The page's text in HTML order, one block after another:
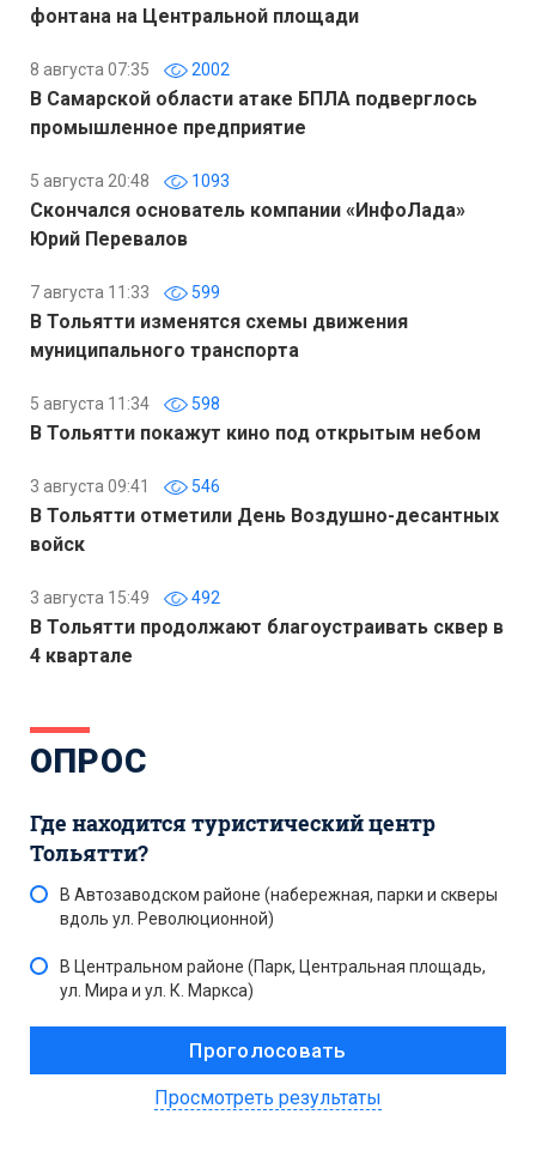
фонтана на Центральной площади
8 августа 07:35 2002
В Самарской области атаке БПЛА подверглось
промышленное предприятие
5 августа 20:48 1093
Скончался основатель компании «ИнфоЛада»
Юрий Перевалов
7 августа 11:33 599
В Тольятти изменятся схемы движения
муниципального транспорта
5 августа 11:34 598
В Тольятти покажут кино под открытым небом
3 августа 09:41 546
В Тольятти отметили День Воздушно-десантных
войск
3 августа 15:49 492
В Тольятти продолжают благоустраивать сквер в
4 квартале
ОПРОС
Где находится туристический центр
Тольятти?
В Автозаводском районе (набережная, парки и скверы
вдоль ул. Революционной)
В Центральном районе (Парк, Центральная площадь,
ул. Мира и ул. К. Маркса)
Просмотреть результаты